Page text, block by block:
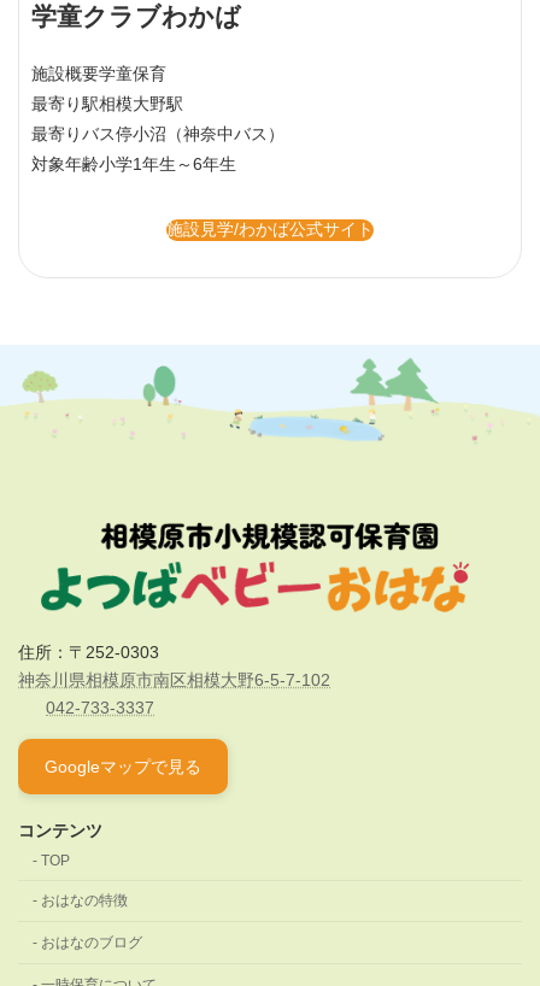
学童クラブわかば
施設概要学童保育
最寄り駅相模大野駅
最寄りバス停小沼（神奈中バス）
対象年齢小学1年生～6年生
施設見学/わかば公式サイト
住所：〒252-0303
神奈川県相模原市南区相模大野6-5-7-102
042-733-3337
Googleマップで見る
コンテンツ
TOP
おはなの特徴
おはなのブログ